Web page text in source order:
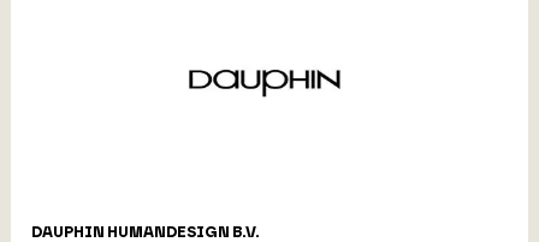
DAUPHIN HUMANDESIGN B.V.